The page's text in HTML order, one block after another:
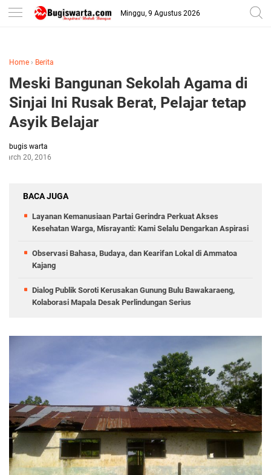
-->
Minggu, 9 Agustus 2026
Home › Berita
Meski Bangunan Sekolah Agama di
Sinjai Ini Rusak Berat, Pelajar tetap
Asyik Belajar
bugis warta
March 20, 2016
BACA JUGA
Layanan Kemanusiaan Partai Gerindra Perkuat Akses
Kesehatan Warga, Misrayanti: Kami Selalu Dengarkan Aspirasi
Observasi Bahasa, Budaya, dan Kearifan Lokal di Ammatoa
Kajang
Dialog Publik Soroti Kerusakan Gunung Bulu Bawakaraeng,
Kolaborasi Mapala Desak Perlindungan Serius